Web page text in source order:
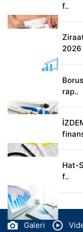
f..
2026
rap..
Hat-
f..
Galeri